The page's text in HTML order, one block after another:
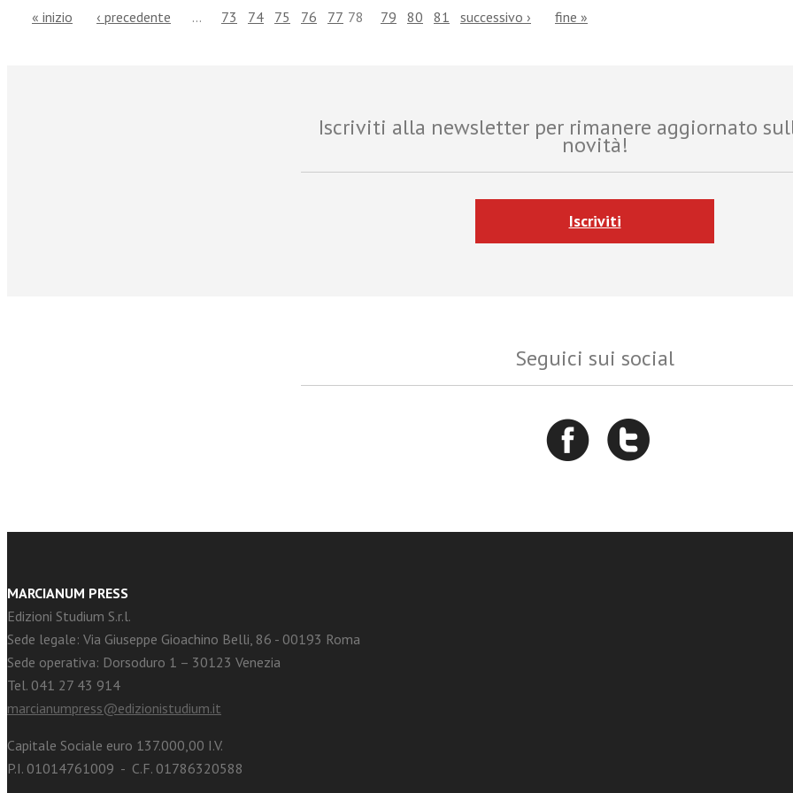
« inizio ‹ precedente … 73 74 75 76 77 78 79 80 81 successivo › fine »
Iscriviti alla newsletter per rimanere aggiornato
novità!
Iscriviti
Seguici sui social
MARCIANUM PRESS
Edizioni Studium S.r.l.
Sede legale: Via Giuseppe Gioachino Belli, 86 - 00193 Roma
Sede operativa: Dorsoduro 1 – 30123 Venezia
Tel. 041 27 43 914
marcianumpress@edizionistudium.it
Capitale Sociale euro 137.000,00 I.V.
P.I. 01014761009 - C.F. 01786320588